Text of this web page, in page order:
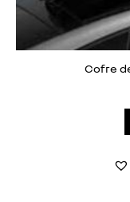
Cofre